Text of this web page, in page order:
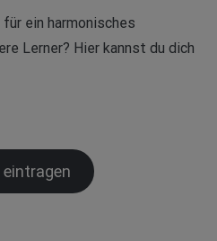
ein harmonisches
Lerner? Hier kannst du dich